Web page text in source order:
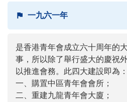
一九六一年
是香港青年會成立六十周年的
事，所以除了舉行盛大的慶祝
以推進會務。此四大建設即為：
一、購置中區青年會會所；
二、重建九龍青年會大廈；